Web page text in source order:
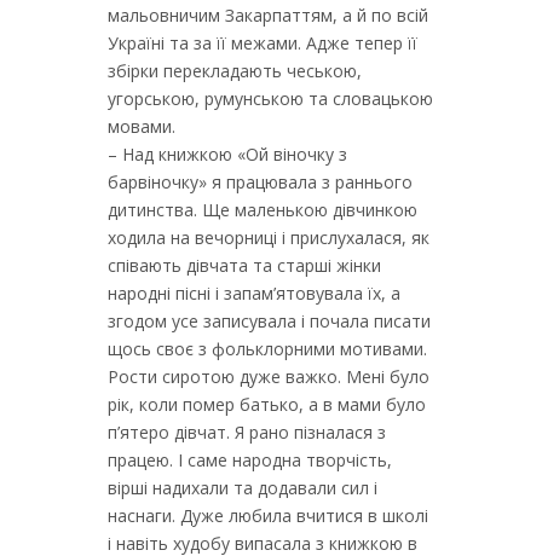
мальовничим Закарпаттям, а й по всій
Україні та за її межами. Адже тепер її
збірки перекладають чеською,
угорською, румунською та словацькою
мовами.
– Над книжкою «Ой віночку з
барвіночку» я працювала з раннього
дитинства. Ще маленькою дівчинкою
ходила на вечорниці і прислухалася, як
співають дівчата та старші жінки
народні пісні і запам’ятовувала їх, а
згодом усе записувала і почала писати
щось своє з фольклорними мотивами.
Рости сиротою дуже важко. Мені було
рік, коли помер батько, а в мами було
п’ятеро дівчат. Я рано пізналася з
працею. І саме народна творчість,
вірші надихали та додавали сил і
наснаги. Дуже любила вчитися в школі
і навіть худобу випасала з книжкою в